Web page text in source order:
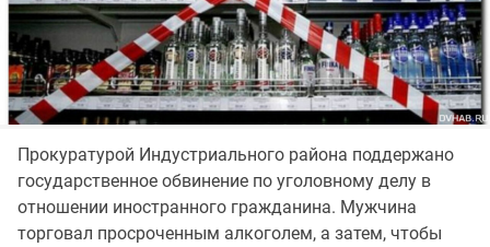
Прокуратурой Индустриального района поддержано
государственное обвинение по уголовному делу в
отношении иностранного гражданина. Мужчина
торговал просроченным алкоголем, а затем, чтобы